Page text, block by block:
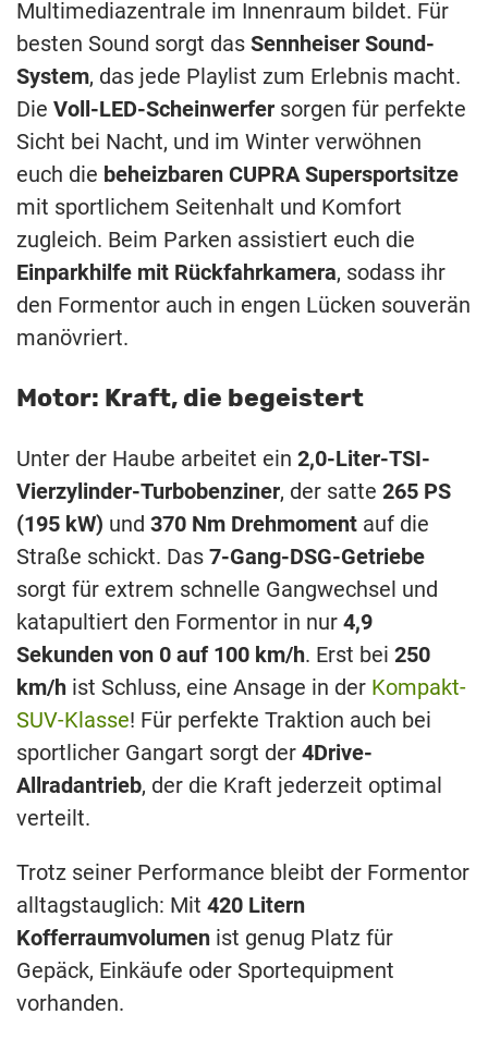
Multimediazentrale im Innenraum bildet. Für
besten Sound sorgt das Sennheiser Sound-
System, das jede Playlist zum Erlebnis macht.
Die Voll-LED-Scheinwerfer sorgen für perfekte
Sicht bei Nacht, und im Winter verwöhnen
euch die beheizbaren CUPRA Supersportsitze
mit sportlichem Seitenhalt und Komfort
zugleich. Beim Parken assistiert euch die
Einparkhilfe mit Rückfahrkamera, sodass ihr
den Formentor auch in engen Lücken souverän
manövriert.
Motor: Kraft, die begeistert
Unter der Haube arbeitet ein 2,0-Liter-TSI-
Vierzylinder-Turbobenziner, der satte 265 PS
(195 kW) und 370 Nm Drehmoment auf die
Straße schickt. Das 7-Gang-DSG-Getriebe
sorgt für extrem schnelle Gangwechsel und
katapultiert den Formentor in nur 4,9
Sekunden von 0 auf 100 km/h. Erst bei 250
km/h ist Schluss, eine Ansage in der Kompakt-
SUV-Klasse! Für perfekte Traktion auch bei
sportlicher Gangart sorgt der 4Drive-
Allradantrieb, der die Kraft jederzeit optimal
verteilt.
Trotz seiner Performance bleibt der Formentor
alltagstauglich: Mit 420 Litern
Kofferraumvolumen ist genug Platz für
Gepäck, Einkäufe oder Sportequipment
vorhanden.